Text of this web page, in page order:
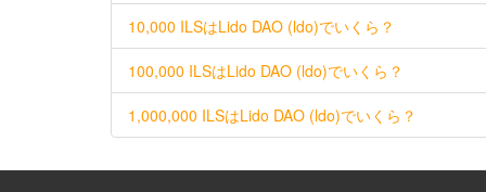
10,000 ILSはLido DAO (ldo)でいくら？
100,000 ILSはLido DAO (ldo)でいくら？
1,000,000 ILSはLido DAO (ldo)でいくら？